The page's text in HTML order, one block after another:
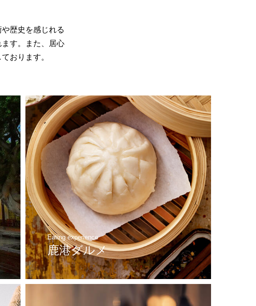
歴史を感じれる
す。また、居心
おります。
Eating experience
鹿港グルメ